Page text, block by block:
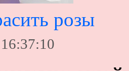
розы